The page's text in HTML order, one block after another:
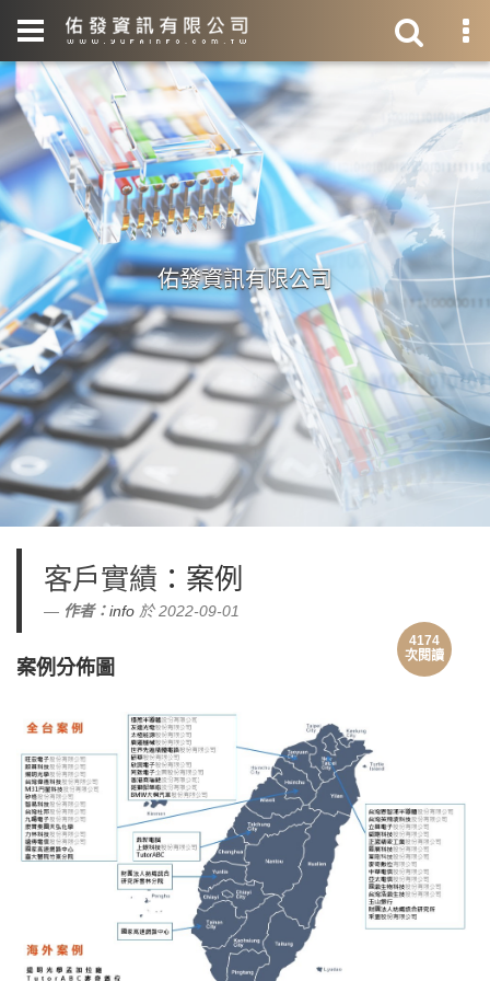
佑發資訊有限公司
佑發資訊有限公司
客戶實績 ：案例
作者：info 於 2022-09-01
4174
次閱讀
案例分佈圖